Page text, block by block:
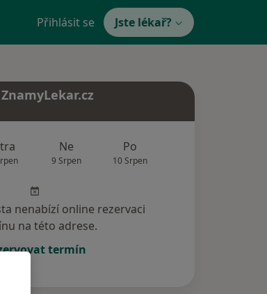
Přihlásit se Jste lékař?
Ne
9 Srpen
Po
10 Srpen
nenabízí online rezervaci
na této adrese.
termín